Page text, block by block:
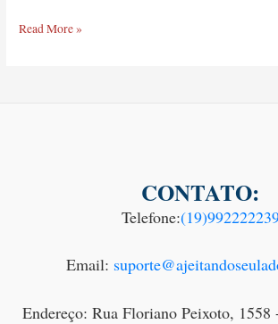
Read More »
CONTATO:
Telefone:
Email:
Endereço: Rua Floriano Peixoto, 1558